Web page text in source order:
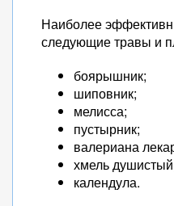
Наиболее
следующие травы и
боярышник;
шиповник;
мелисса;
пустырник;
валериана
хмель
календула.